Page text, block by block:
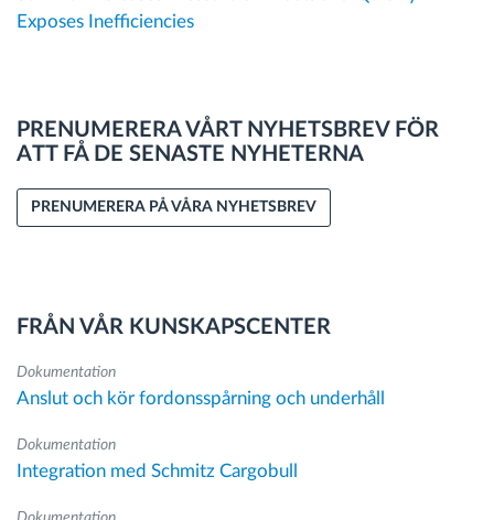
Exposes Inefficiencies
PRENUMERERA VÅRT NYHETSBREV FÖR
ATT FÅ DE SENASTE NYHETERNA
PRENUMERERA PÅ VÅRA NYHETSBREV
FRÅN VÅR KUNSKAPSCENTER
Dokumentation
Anslut och kör fordonsspårning och underhåll
Dokumentation
Integration med Schmitz Cargobull